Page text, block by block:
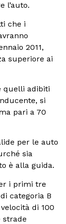
l’auto.
che i
2011,
superiore ai
quelli adibiti
si
pari a 70
per le auto
sia
è alla guida.
i primi tre
categoria B
di 100